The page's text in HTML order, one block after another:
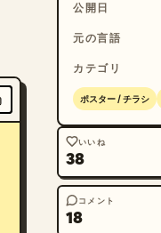
公開日
元の言語
カテゴリ
ポスター / チラシ
いいね
38
コメント
18